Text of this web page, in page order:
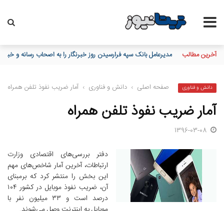
آخرین مطالب مدیرعامل بانک سپه فرارسیدن روز خبرنگار را به اصحاب رسانه و
دانش و فناوری صفحه اصلی › دانش و فناوری › آمار ضریب نفوذ تلفن همراه
آمار ضریب نفوذ تلفن همراه
1396-03-08
دفتر بررسی‌های اقتصادی وزارت
ارتباطات، آخرین آمار شاخص‌های مهم
این بخش را منتشر کرد که برمبنای
آن، ‌ضریب نفوذ موبایل در کشور ۱۰۴
درصد است و ۳۳ میلیون نفر با